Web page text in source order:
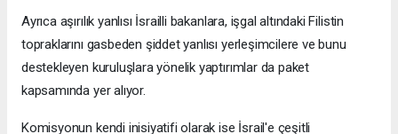
Ayrıca aşırılık yanlısı İsrailli bakanlara, işgal altındaki Filistin
topraklarını gasbeden şiddet yanlısı yerleşimcilere ve bunu
destekleyen kuruluşlara yönelik yaptırımlar da paket
kapsamında yer alıyor.
Komisyonun kendi inisiyatifi olarak ise İsrail'e çeşitli